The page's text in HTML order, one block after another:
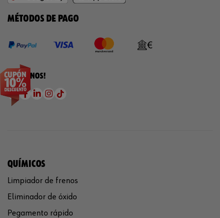
MÉTODOS DE PAGO
¡SÍGUENOS!
QUÍMICOS
Limpiador de frenos
Eliminador de óxido
Pegamento rápido